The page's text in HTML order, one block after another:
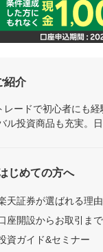
紹介
ードで初心者にも
ル投資商品も充実。
じめての方へ
天証券が選ばれる理由
座開設からお取引ま
資ガイド&セミナー